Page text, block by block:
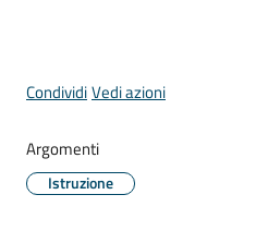
l
e
r
t
CondividiVedi azioni
Argomenti
Istruzione